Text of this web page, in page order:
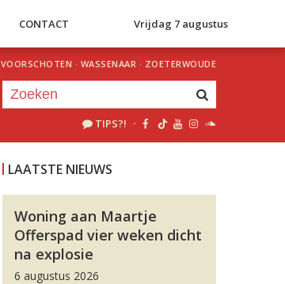
CONTACT Vrijdag 7 augustus
VOORSCHOTEN · WASSENAAR · ZOETERWOUDE
TIPS?! ·
LAATSTE NIEUWS
Woning aan Maartje
Offerspad vier weken dicht
na explosie
6 augustus 2026